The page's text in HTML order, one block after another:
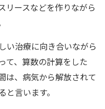
リースなどを作りながら
い治療に向き合いながら
て、算数の計算をした
は、病気から解放されて
言います。